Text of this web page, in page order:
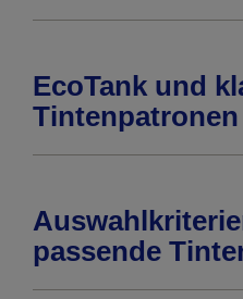
EcoTank und
passende